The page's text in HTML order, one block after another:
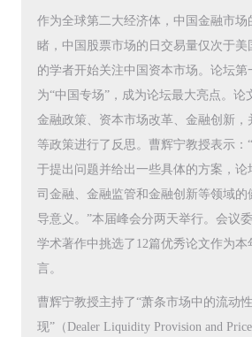
作为全球第二大经济体，中国金融市场
睹，中国股票市场的日交易量仅次于美
的学者开始关注中国资本市场。论坛第
为“中国专场”，成为论坛最大亮点。论
金融政策、资本市场改革、金融创新
等政策进行了反思。曹辉宁教授表示：
于提出问题并给出一些具体的方案，论
司金融、金融监管和金融创新等领域的
导意义。”本届峰会分两天举行。会议
学术著作中挑选了12篇优秀论文作为本
言。
曹辉宁教授主持了“萧条市场中的流动
现”（Dealer Liquidity Provision and